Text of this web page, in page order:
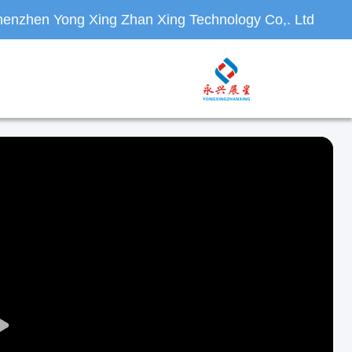
Yong Xing Zhan Xing Technology Co,. Ltd.